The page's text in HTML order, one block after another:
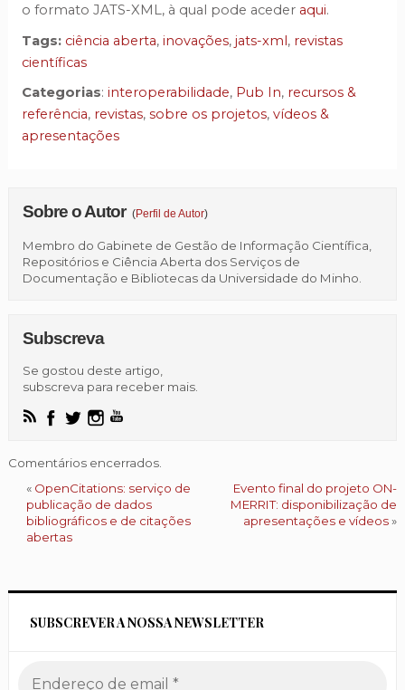
o formato JATS-XML, à qual pode aceder aqui.
Tags: ciência aberta, inovações, jats-xml, revistas
científicas
Categorias: interoperabilidade, Pub In, recursos &
referência, revistas, sobre os projetos, vídeos &
apresentações
Sobre o Autor (Perfil de Autor)
Membro do Gabinete de Gestão de Informação Científica,
Repositórios e Ciência Aberta dos Serviços de
Documentação e Bibliotecas da Universidade do Minho.
Subscreva
Se gostou deste artigo,
subscreva para receber mais.
Comentários encerrados.
« OpenCitations: serviço de
publicação de dados
bibliográficos e de citações
abertas
Evento final do projeto ON-
MERRIT: disponibilização de
apresentações e vídeos»
SUBSCREVER A NOSSA NEWSLETTER